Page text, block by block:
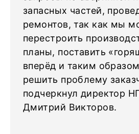
запасных частей,
ремонтов, так как мы
перестроить
планы, поставить
вперёд и таким
решить проблему
подчеркнул директор
Дмитрий Викторов.